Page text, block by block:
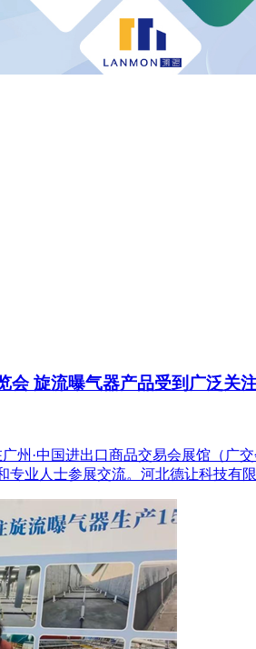
会 旋流曝气器产品受到广泛关
州·中国进出口商品交易会展馆（
业人士参展交流。河北德让科技有